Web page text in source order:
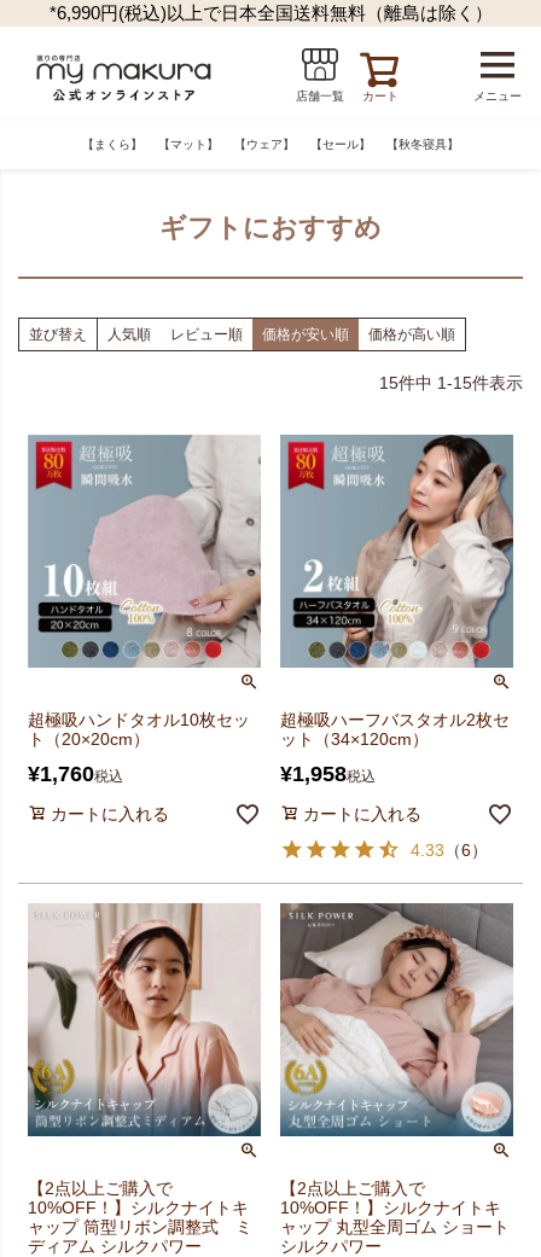
*6,990円(税込)以上で日本全国送料無料（離島は除く）
店舗一覧 カート メニュー
【まくら】 【マット】 【ウェア】 【セール】 【秋冬寝具】
ギフトにおすすめ
並び替え 人気順 レビュー順 価格が安い順 価格が高い順
15件中 1-15件表示
超極吸ハンドタオル10枚セッ
ト（20×20cm）
¥1,760税込
カートに入れる
超極吸ハーフバスタオル2枚セ
ット（34×120cm）
¥1,958税込
カートに入れる
4.33 （6）
【2点以上ご購入で
10%OFF！】シルクナイトキ
ャップ 筒型リボン調整式 ミ
ディアム シルクパワー
【2点以上ご購入で
10%OFF！】シルクナイトキ
ャップ 丸型全周ゴム ショート
シルクパワー